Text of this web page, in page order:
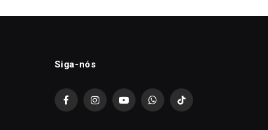
Siga-nós
FacebookInstagramYouTubeWhatsAppTikTok